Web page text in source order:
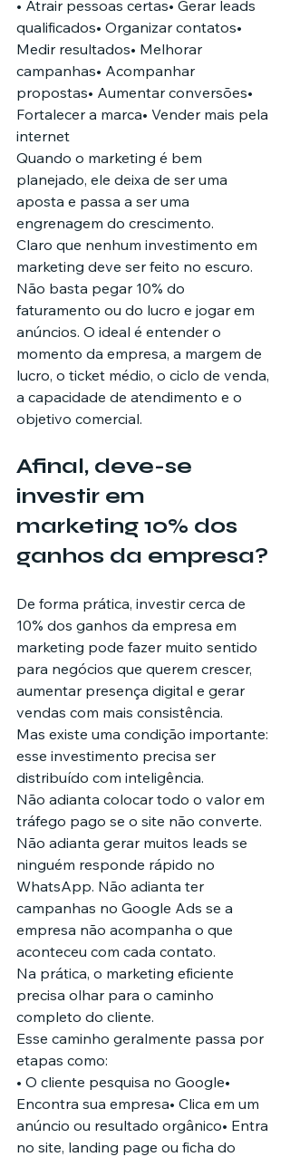
• Atrair pessoas certas• Gerar leads
qualificados• Organizar contatos•
Medir resultados• Melhorar
campanhas• Acompanhar
propostas• Aumentar conversões•
Fortalecer a marca• Vender mais pela
internet
Quando o marketing é bem
planejado, ele deixa de ser uma
aposta e passa a ser uma
engrenagem do crescimento.
Claro que nenhum investimento em
marketing deve ser feito no escuro.
Não basta pegar 10% do
faturamento ou do lucro e jogar em
anúncios. O ideal é entender o
momento da empresa, a margem de
lucro, o ticket médio, o ciclo de venda,
a capacidade de atendimento e o
objetivo comercial.
Afinal, deve-se
investir em
marketing 10% dos
ganhos da empresa?
De forma prática, investir cerca de
10% dos ganhos da empresa em
marketing pode fazer muito sentido
para negócios que querem crescer,
aumentar presença digital e gerar
vendas com mais consistência.
Mas existe uma condição importante:
esse investimento precisa ser
distribuído com inteligência.
Não adianta colocar todo o valor em
tráfego pago se o site não converte.
Não adianta gerar muitos leads se
ninguém responde rápido no
WhatsApp. Não adianta ter
campanhas no Google Ads se a
empresa não acompanha o que
aconteceu com cada contato.
Na prática, o marketing eficiente
precisa olhar para o caminho
completo do cliente.
Esse caminho geralmente passa por
etapas como:
• O cliente pesquisa no Google•
Encontra sua empresa• Clica em um
anúncio ou resultado orgânico• Entra
no site, landing page ou ficha do